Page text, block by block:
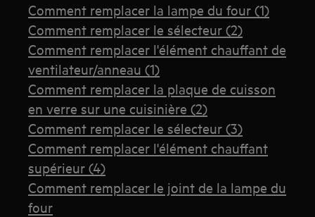
Comment remplacer la lampe du four (1)
Comment remplacer le sélecteur (2)
Comment remplacer l'élément chauffant de
ventilateur/anneau (1)
Comment remplacer la plaque de cuisson
en verre sur une cuisinière (2)
Comment remplacer le sélecteur (3)
Comment remplacer l'élément chauffant
supérieur (4)
Comment remplacer le joint de la lampe du
four